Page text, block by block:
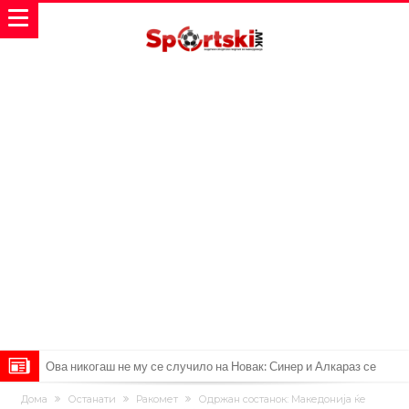
(ФОТО) Тажна вест од Аргентина: Голема загуба во семејството
Дома Останати Ракомет
Одржан состанок: Македонија ќе